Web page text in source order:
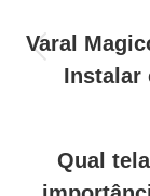
Varal
Instalar
Qual